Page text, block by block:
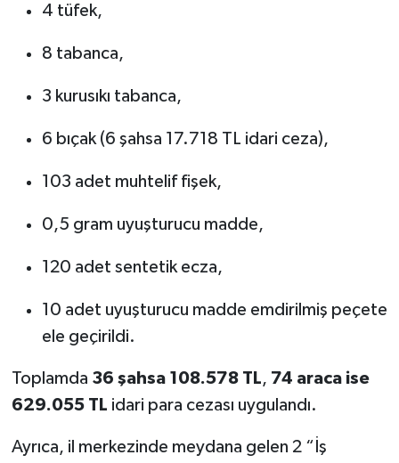
4 tüfek,
8 tabanca,
3 kurusıkı tabanca,
6 bıçak (6 şahsa 17.718 TL idari ceza),
103 adet muhtelif fişek,
0,5 gram uyuşturucu madde,
120 adet sentetik ecza,
10 adet uyuşturucu madde emdirilmiş peçete
ele geçirildi.
Toplamda 36 şahsa 108.578 TL, 74 araca ise
629.055 TL idari para cezası uygulandı.
Ayrıca, il merkezinde meydana gelen 2 “İş